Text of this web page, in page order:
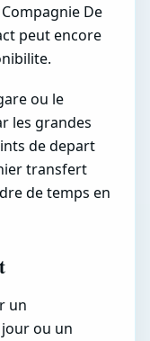
De
peut encore
ou le
les grandes
de depart
transfert
de temps en
un
ou un